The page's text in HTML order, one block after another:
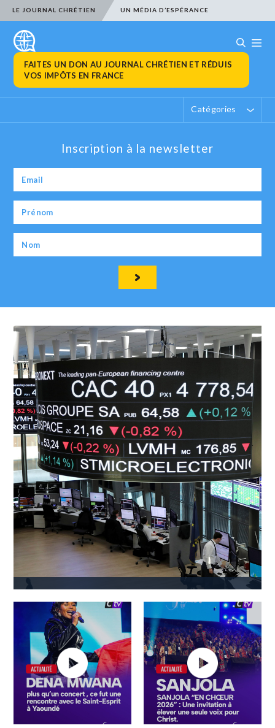
LE JOURNAL CHRÉTIEN UN MÉDIA D’ESPÉRANCE
FAITES UN DON AU JOURNAL CHRÉTIEN ET RÉDUIS
VOS IMPÔTS EN FRANCE
Catégories
Inscription à la newsletter